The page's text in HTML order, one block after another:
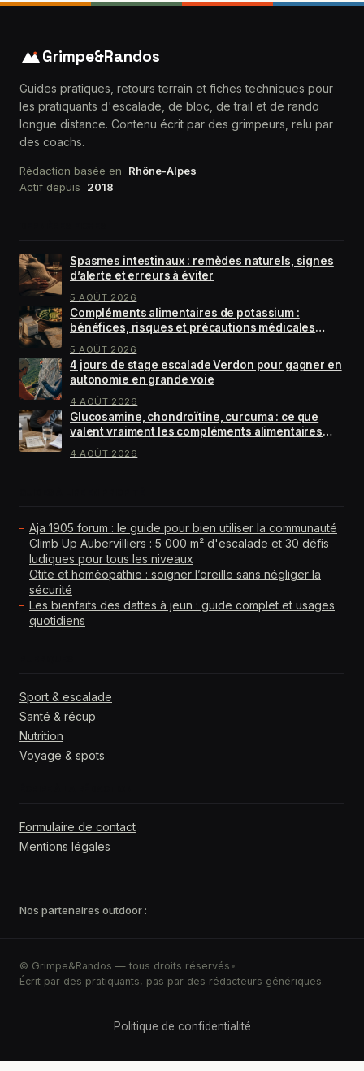
Grimpe&Randos
Guides pratiques, retours terrain et fiches techniques pour
les pratiquants d'escalade, de bloc, de trail et de rando
longue distance. Contenu écrit par des grimpeurs, relu par
des coachs.
Rédaction basée en
Rhône-Alpes
Actif depuis
2018
Spasmes intestinaux : remèdes naturels, signes
d’alerte et erreurs à éviter
5 AOÛT 2026
Compléments alimentaires de potassium :
bénéfices, risques et précautions médicales
essentielles
5 AOÛT 2026
4 jours de stage escalade Verdon pour gagner en
autonomie en grande voie
4 AOÛT 2026
Glucosamine, chondroïtine, curcuma : ce que
valent vraiment les compléments alimentaires
pour arthrose
4 AOÛT 2026
Aja 1905 forum : le guide pour bien utiliser la communauté
Climb Up Aubervilliers : 5 000 m² d'escalade et 30 défis
ludiques pour tous les niveaux
Otite et homéopathie : soigner l’oreille sans négliger la
sécurité
Les bienfaits des dattes à jeun : guide complet et usages
quotidiens
Sport & escalade
Santé & récup
Nutrition
Voyage & spots
Formulaire de contact
Mentions légales
Nos partenaires outdoor :
© Grimpe&Randos — tous droits réservés •
Écrit par des pratiquants, pas par des rédacteurs génériques.
Politique de confidentialité